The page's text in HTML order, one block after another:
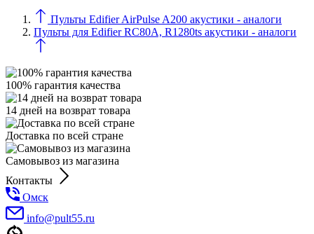
Пульты Edifier AirPulse A200 акустики - аналоги
Пульты для Edifier RC80A, R1280ts акустики - аналоги
100% гарантия качества
14 дней на возврат товара
Доставка по всей стране
Самовывоз из магазина
Контакты
Омск
info@pult55.ru